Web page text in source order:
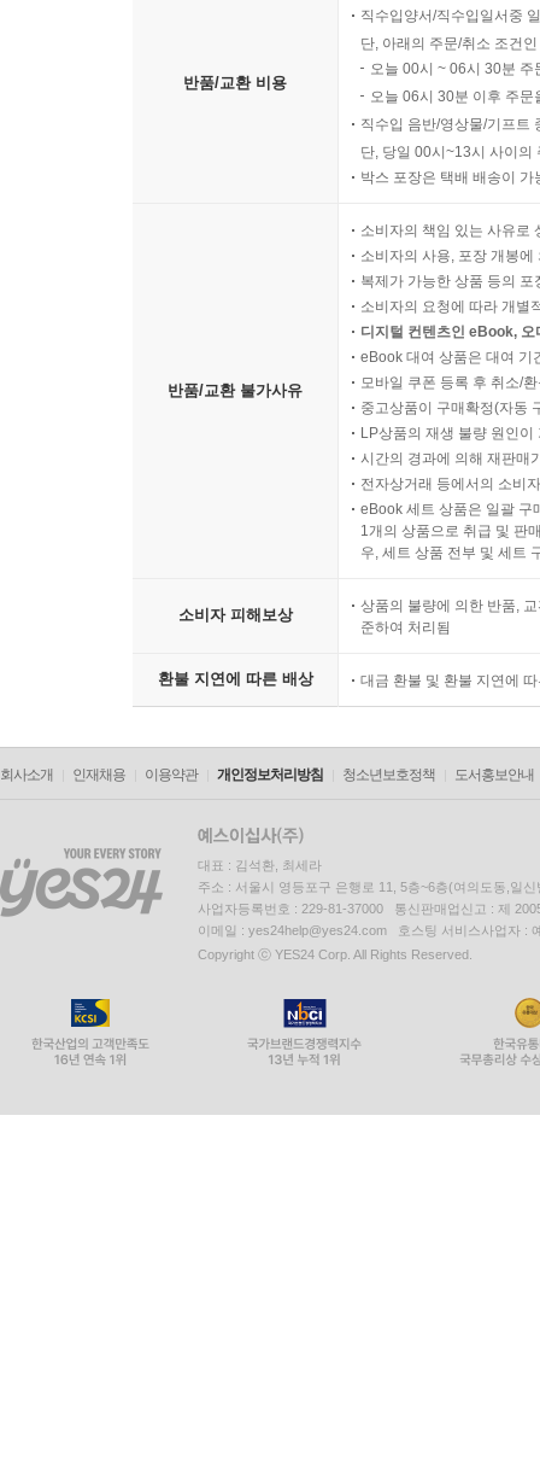
반품/교환 비용
직수입양서/직수입일서중
단, 아래의 주문/취소 조건
오늘 00시 ~ 06시 30분
오늘 06시 30분 이후 주
직수입 음반/영상물/기프트
단, 당일 00시~13시 사이의
박스 포장은 택배 배송이
반품/교환 불가사유
소비자의 책임 있는 사유로
소비자의 사용, 포장 개봉
복제가 가능한 상품 등의
소비자의 요청에 따라 개별
디지털 컨텐츠인 eBook,
eBook 대여 상품은 대여 기
모바일 쿠폰 등록 후 취소/
중고상품이 구매확정(자동
LP상품의 재생 불량 원인
시간의 경과에 의해 재판매
전자상거래 등에서의 소비
eBook 세트 상품은 일괄 구
1개의 상품으로 취급 및 판
우, 세트 상품 전부 및 세트
소비자 피해보상
상품의 불량에 의한 반품,
준하여 처리됨
환불 지연에 따른 배상 대금 환불 및 환불 지연에
회사소개 인재채용 이용약관 개인정보처리방침 청소년보호정책 도서홍보안내
대표 : 김석환, 최세라
주소 : 서울시 영등포구 은행로 11, 5층~6층(여의도동,일신
사업자등록번호 : 229-81-37000 통신판매업신고 : 제
이메일 : yes24help@yes24.com 호스팅 서비스사업자 :
Copyright ⓒ YES24 Corp. All Rights Reserved.